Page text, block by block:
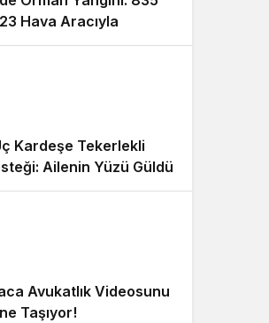
Hava Aracıyla
Kardeşe Tekerlekli
Ailenin Yüzü Güldü
Avukatlık Videosunu
Taşıyor!